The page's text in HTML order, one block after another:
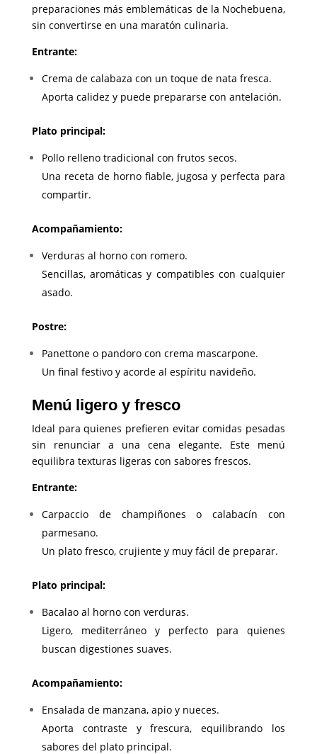
preparaciones más emblemáticas de la Nochebuena,
sin convertirse en una maratón culinaria.
Entrante:
Crema de calabaza con un toque de nata fresca.
Aporta calidez y puede prepararse con antelación.
Plato principal:
Pollo relleno tradicional con frutos secos.
Una receta de horno fiable, jugosa y perfecta para
compartir.
Acompañamiento:
Verduras al horno con romero.
Sencillas, aromáticas y compatibles con cualquier
asado.
Postre:
Panettone o pandoro con crema mascarpone.
Un final festivo y acorde al espíritu navideño.
Menú ligero y fresco
Ideal para quienes prefieren evitar comidas pesadas
sin renunciar a una cena elegante. Este menú
equilibra texturas ligeras con sabores frescos.
Entrante:
Carpaccio de champiñones o calabacín con
parmesano.
Un plato fresco, crujiente y muy fácil de preparar.
Plato principal:
Bacalao al horno con verduras.
Ligero, mediterráneo y perfecto para quienes
buscan digestiones suaves.
Acompañamiento:
Ensalada de manzana, apio y nueces.
Aporta contraste y frescura, equilibrando los
sabores del plato principal.